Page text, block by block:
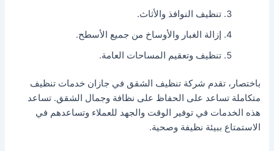
تنظيف النوافذ والأثاث.
إزالة الغبار والأوساخ من جميع الأسطح.
تنظيف وتعقيم المساحات العامة.
باختصار، تقدم شركة تنظيف الشقق في جازان خدمات تنظيف
متكاملة تساعد على الحفاظ على نظافة وجمال الشقق. تساعد
هذه الخدمات في توفير الوقت والجهد للعملاء وتساعدهم في
الاستمتاع ببيئة نظيفة وصحية.